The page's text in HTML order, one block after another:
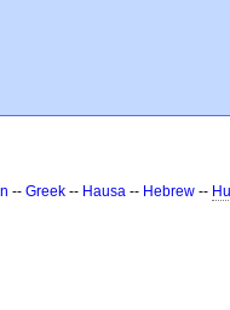
-- Greek -- Hausa -- Hebrew --